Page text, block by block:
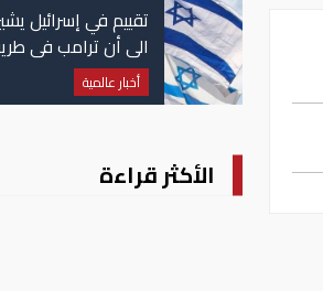
تقييم في إسرائيل
الى أن ترامب في
الى إبرام اتفاق مع
أخبار عالمية
الأكثر قراءة